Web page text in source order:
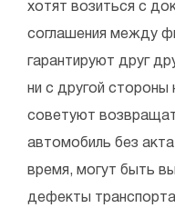
хотят возиться с
соглашения между
гарантируют друг
ни с другой
советуют
автомобиль без
время, могут быть
дефекты